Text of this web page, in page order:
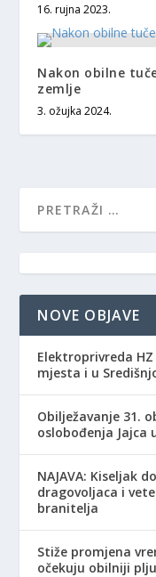
16. rujna 2023.
Nakon obilne
zemlje
3. ožujka 2024.
NOVE OBJAVE
Elektroprivreda
mjesta i u
Obilježavanje 31.
oslobođenja Jajca
NAJAVA: Kiseljak
dragovoljaca i
branitelja
Stiže promjena
očekuju obilniji